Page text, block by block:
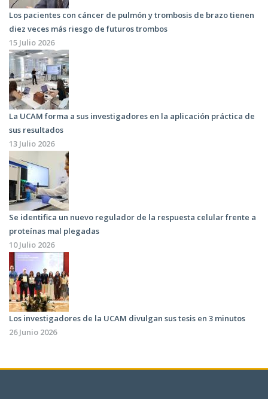
Los pacientes con cáncer de pulmón y trombosis de brazo tienen
diez veces más riesgo de futuros trombos
15 Julio 2026
La UCAM forma a sus investigadores en la aplicación práctica de
sus resultados
13 Julio 2026
Se identifica un nuevo regulador de la respuesta celular frente a
proteínas mal plegadas
10 Julio 2026
Los investigadores de la UCAM divulgan sus tesis en 3 minutos
26 Junio 2026